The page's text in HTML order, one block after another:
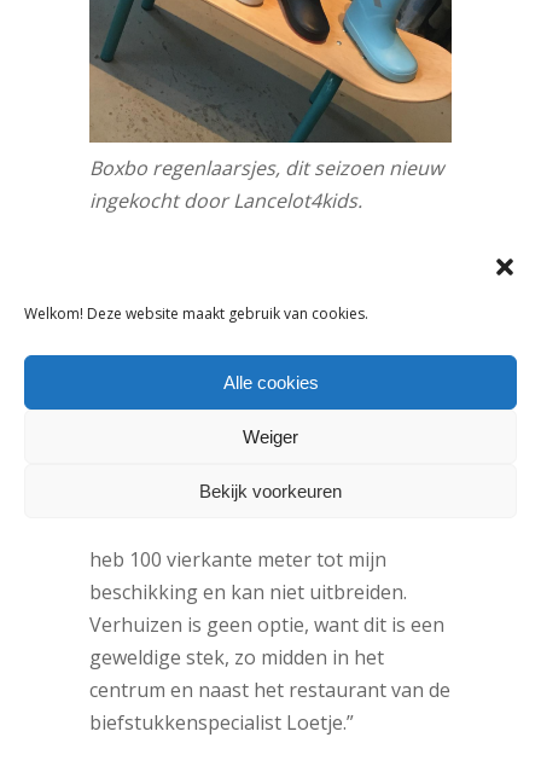
Welkom! Deze website maakt gebruik van cookies.
Alle cookies
Weiger
Bekijk voorkeuren
Boxbo regenlaarsjes, dit seizoen nieuw
ingekocht door Lancelot4kids.
Naast kleding en schoenen verkoopt
Lancelot4kids ook ondermode, sieraden
en speelgoed. “Ik heb helaas geen
ruimte voor interieurspullen”, zegt
ik hou van conceptstores, maar
heb 100 vierkante meter tot mijn
beschikking en kan niet uitbreiden.
Verhuizen is geen optie, want dit is een
geweldige stek, zo midden in het
centrum en naast het restaurant van de
biefstukkenspecialist Loetje.”